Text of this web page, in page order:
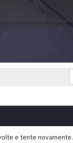
e tente novamente.